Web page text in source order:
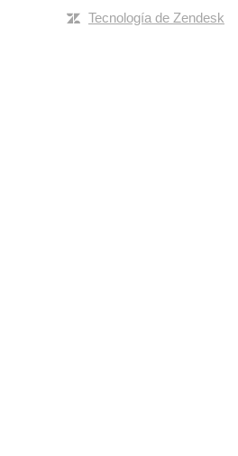
Tecnología de Zendesk